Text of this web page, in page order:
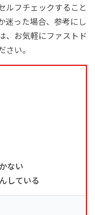
ルフチェックすること
迷った場合、参考にし
、お気軽にファストド
さい。
ない
している